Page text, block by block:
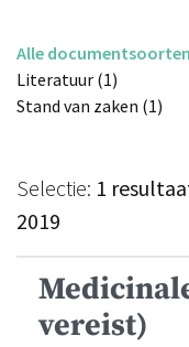
Alle documentsoorten
Literatuur (1)
Stand van zaken (1)
Selectie: 1
2019
vereist)